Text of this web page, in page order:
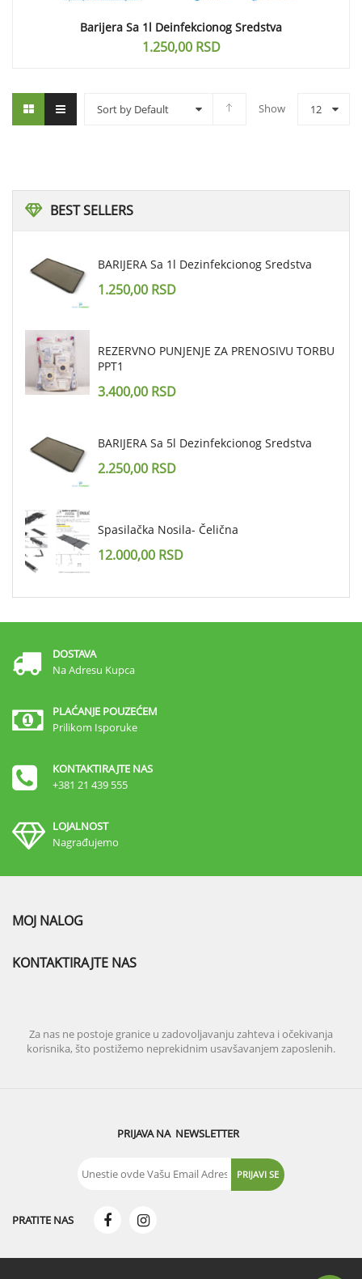
Barijera Sa 1l Deinfekcionog Sredstva
1.250,00 RSD
Sort by Default Show 12
BESTSELLERS
BARIJERA Sa 1l Dezinfekcionog Sredstva
1.250,00 RSD
REZERVNO PUNJENJE ZA PRENOSIVU TORBU
PPT1
3.400,00 RSD
BARIJERA Sa 5l Dezinfekcionog Sredstva
2.250,00 RSD
Spasilačka Nosila- Čelična
12.000,00 RSD
DOSTAVA
Na Adresu Kupca
PLAĆANJE POUZEĆEM
Prilikom Isporuke
KONTAKTIRAJTE NAS
+381 21 439 555
LOJALNOST
Nagrađujemo
MOJ NALOG
KONTAKTIRAJTE NAS
Za nas ne postoje granice u zadovoljavanju zahteva i očekivanja
korisnika, što postižemo neprekidnim usavšavanjem zaposlenih.
PRIJAVA NA NEWSLETTER
PRATITE NAS